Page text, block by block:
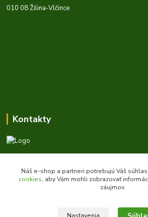
010 08 Žilina-Vlčince
Kontakty
Zákaznícka podpora daes.sk
+421 903 707 668
(Po-Pia, 8-16 hod.)
Náš e-shop a partneri potrebujú Váš
cookies, aby Vám mohli zobrazovať
záujmov.